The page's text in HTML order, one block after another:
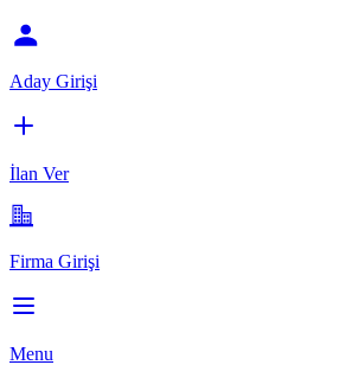
Aday Girişi
İlan Ver
Firma Girişi
Menu